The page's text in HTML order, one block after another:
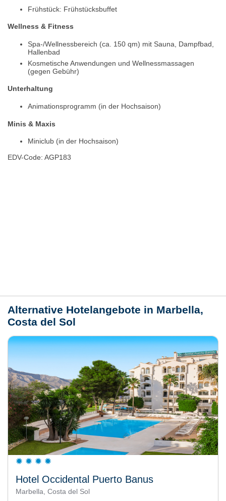
Frühstück: Frühstücksbuffet
Wellness & Fitness
Spa-/Wellnessbereich (ca. 150 qm) mit Sauna, Dampfbad,
Hallenbad
Kosmetische Anwendungen und Wellnessmassagen
(gegen Gebühr)
Unterhaltung
Animationsprogramm (in der Hochsaison)
Minis & Maxis
Miniclub (in der Hochsaison)
EDV-Code: AGP183
Alternative Hotelangebote in Marbella,
Costa del Sol
Hotel Occidental Puerto Banus
Marbella, Costa del Sol